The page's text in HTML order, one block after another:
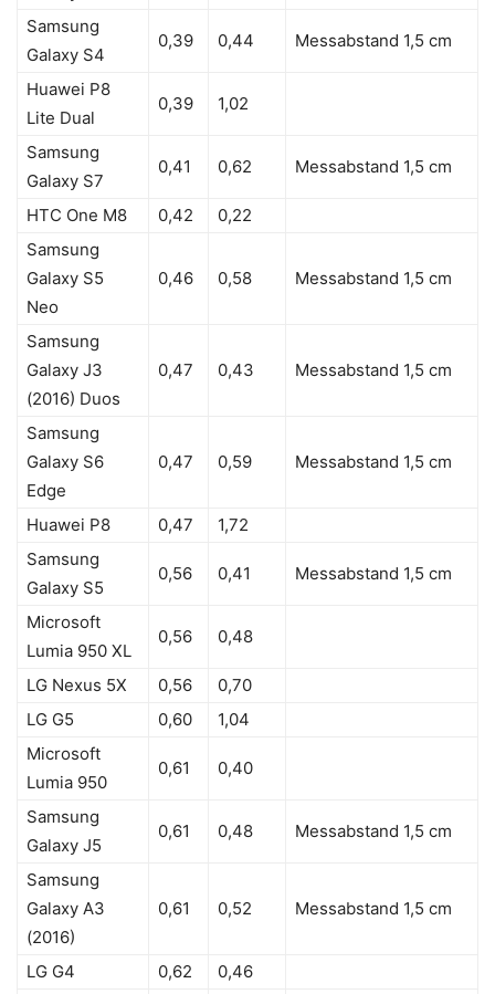
Samsung
Galaxy S4
0,39 0,44 Messabstand 1,5 cm
Huawei P8
Lite Dual
0,39 1,02
Samsung
Galaxy S7
0,41 0,62 Messabstand 1,5 cm
HTC One M8 0,42
0,22
Samsung
Galaxy S5
Neo
0,46 0,58 Messabstand 1,5 cm
Samsung
Galaxy J3
(2016) Duos
0,47 0,43 Messabstand 1,5 cm
Samsung
Galaxy S6
Edge
0,47 0,59 Messabstand 1,5 cm
Huawei P8 0,47
1,72
Samsung
Galaxy S5
0,56 0,41 Messabstand 1,5 cm
Microsoft
Lumia 950 XL
0,56 0,48
LG Nexus 5X 0,56
0,70
LG G5
0,60
1,04
Microsoft
Lumia 950
0,61 0,40
Samsung
Galaxy J5
0,61 0,48 Messabstand 1,5 cm
Samsung
Galaxy A3
(2016)
0,61 0,52 Messabstand 1,5 cm
LG G4 0,62
0,46